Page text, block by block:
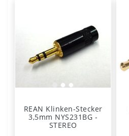
REAN Klinken-Stecker
3,5mm NYS231BG -
STEREO